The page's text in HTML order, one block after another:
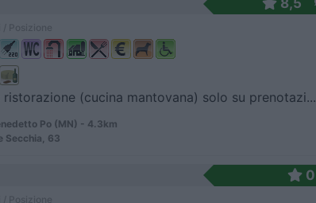
8,5
ristorazione (cucina mantovana) solo su prenotazi...
Po (MN) - 4.3km
Secchia, 63
0